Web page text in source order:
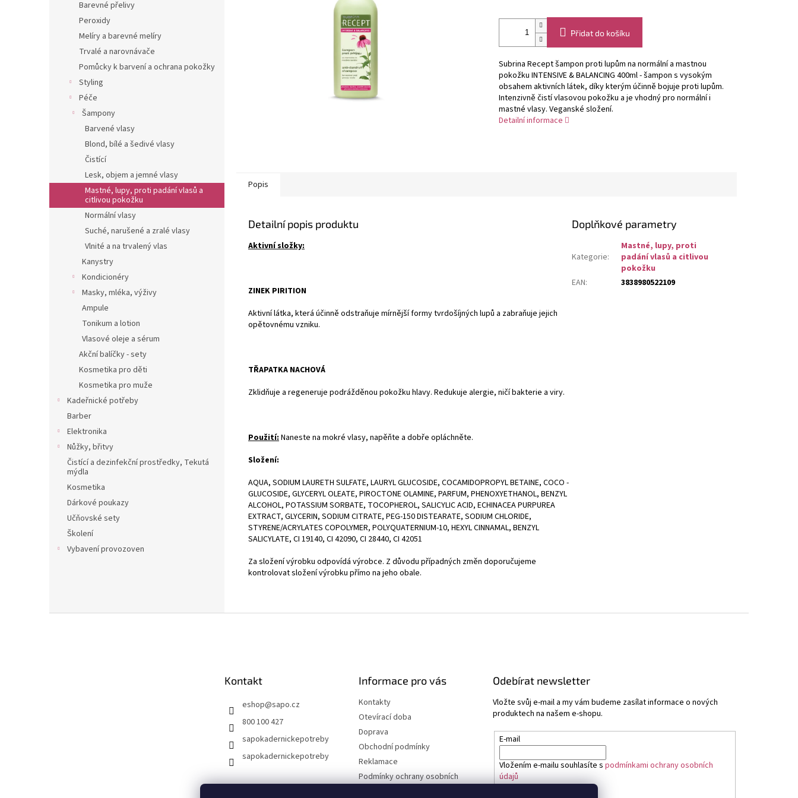
Barevné přelivy
Peroxidy
Melíry a barevné melíry
Trvalé a narovnávače
Pomůcky k barvení a ochrana pokožky
Styling
Péče
Šampony
Barvené vlasy
Blond, bílé a šedivé vlasy
Čistící
Lesk, objem a jemné vlasy
Mastné, lupy, proti padání vlasů a
citlivou pokožku
Normální vlasy
Suché, narušené a zralé vlasy
Vlnité a na trvalený vlas
Kanystry
Kondicionéry
Masky, mléka, výživy
Ampule
Tonikum a lotion
Vlasové oleje a sérum
Akční balíčky - sety
Kosmetika pro děti
Kosmetika pro muže
Kadeřnické potřeby
Barber
Elektronika
Nůžky, břitvy
Čistící a dezinfekční prostředky, Tekutá
mýdla
Kosmetika
Dárkové poukazy
Učňovské sety
Školení
Vybavení provozoven
Přidat do košíku
Subrina Recept šampon proti lupům na normální a mastnou
pokožku INTENSIVE & BALANCING 400ml - šampon s vysokým
obsahem aktivních látek, díky kterým účinně bojuje proti lupům.
Intenzivně čistí vlasovou pokožku a je vhodný pro normální i
mastné vlasy. Veganské složení.
Detailní informace
Popis
Detailní popis produktu
Aktivní složky:
ZINEK PIRITION
Aktivní látka, která účinně odstraňuje mírnější formy tvrdošíjných lupů a zabraňuje jejich
opětovnému vzniku.
TŘAPATKA NACHOVÁ
Zklidňuje a regeneruje podrážděnou pokožku hlavy. Redukuje alergie, ničí bakterie a viry.
Použití: Naneste na mokré vlasy, napěňte a dobře opláchněte.
Složení:
AQUA, SODIUM LAURETH SULFATE, LAURYL GLUCOSIDE, COCAMIDOPROPYL BETAINE, COCO -
GLUCOSIDE, GLYCERYL OLEATE, PIROCTONE OLAMINE, PARFUM, PHENOXYETHANOL, BENZYL
ALCOHOL, POTASSIUM SORBATE, TOCOPHEROL, SALICYLIC ACID, ECHINACEA PURPUREA
EXTRACT, GLYCERIN, SODIUM CITRATE, PEG-150 DISTEARATE, SODIUM CHLORIDE,
STYRENE/ACRYLATES COPOLYMER, POLYQUATERNIUM-10, HEXYL CINNAMAL, BENZYL
SALICYLATE, CI 19140, CI 42090, CI 28440, CI 42051
Za složení výrobku odpovídá výrobce. Z důvodu případných změn doporučujeme
kontrolovat složení výrobku přímo na jeho obale.
Doplňkové parametry
Kategorie:
Mastné, lupy, proti
padání vlasů a citlivou
pokožku
EAN: 3838980522109
Kontakt
eshop@sapo.cz
800 100 427
sapokadernickepotreby
sapokadernickepotreby
Informace pro vás
Kontakty
Otevírací doba
Doprava
Obchodní podmínky
Reklamace
Podmínky ochrany osobních
údajů a cookies
Odebírat newsletter
Vložte svůj e-mail a my vám budeme zasílat informace o nových
produktech na našem e-shopu.
E-mail
Vložením e-mailu souhlasíte spodmínkami ochrany osobních
údajů